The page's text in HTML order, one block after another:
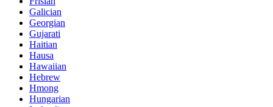
Galician
Georgian
Gujarati
Haitian
Hausa
Hawaiian
Hebrew
Hmong
Hungarian